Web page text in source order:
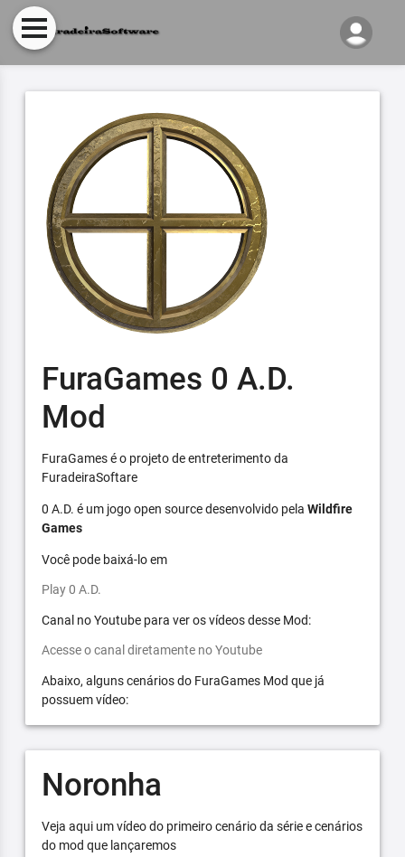
FuraGames 0 A.D.
Mod
FuraGames é o projeto de entreterimento da
FuradeiraSoftare
0 A.D. é um jogo open source desenvolvido pela Wildfire
Games
Você pode baixá-lo em
Play 0 A.D.
Canal no Youtube para ver os vídeos desse Mod:
Acesse o canal diretamente no Youtube
Abaixo, alguns cenários do FuraGames Mod que já
possuem vídeo:
Noronha
Veja aqui um vídeo do primeiro cenário da série e cenários
do mod que lançaremos